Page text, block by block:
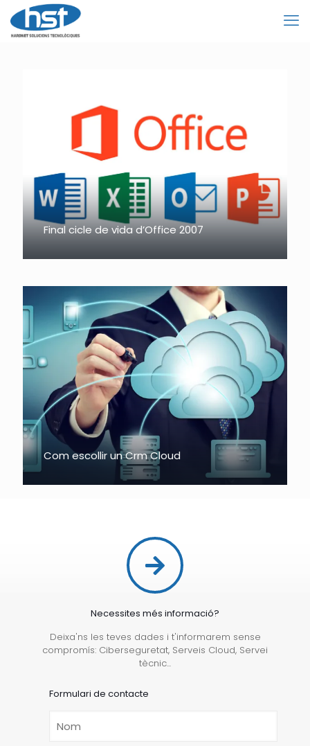
Final cicle de vida d’Office 2007
Com escollir un Crm Cloud
Necessites més informació?
Deixa'ns les teves dades i t'informarem sense
compromís: Ciberseguretat, Serveis Cloud, Servei
tècnic...
Formulari de contacte